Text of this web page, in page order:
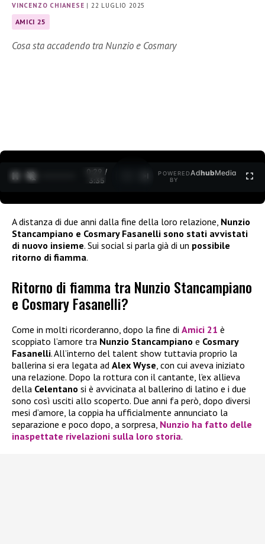
VINCENZO CHIANESE |22 LUGLIO 2025
AMICI 25
Cosa sta accadendo tra Nunzio e Cosmary
0:30 /
3:35
POWERED
BY
AdhubMedia
A distanza di due anni dalla fine della loro relazione, Nunzio
Stancampiano e Cosmary Fasanelli sono stati avvistati
di nuovo insieme. Sui social si parla già di un possibile
ritorno di fiamma.
Ritorno di fiamma tra Nunzio Stancampiano
e Cosmary Fasanelli?
Come in molti ricorderanno, dopo la fine di Amici 21 è
scoppiato l’amore tra Nunzio Stancampiano e Cosmary
Fasanelli. All’interno del talent show tuttavia proprio la
ballerina si era legata ad Alex Wyse, con cui aveva iniziato
una relazione. Dopo la rottura con il cantante, l’ex allieva
della Celentano si è avvicinata al ballerino di latino e i due
sono così usciti allo scoperto. Due anni fa però, dopo diversi
mesi d’amore, la coppia ha ufficialmente annunciato la
separazione e poco dopo, a sorpresa, Nunzio ha fatto delle
inaspettate rivelazioni sulla loro storia.